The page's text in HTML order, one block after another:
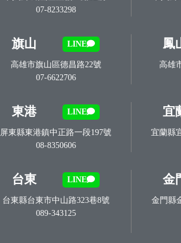
07-8233298
旗山 LINE
高雄市旗山區德昌路22號
07-6622706
鳳
高雄
東港 LINE
屏東縣東港鎮中正路一段197號
08-8350606
宜
宜蘭縣
台東 LINE
台東縣台東市中山路323巷8號
089-343125
金
金門縣